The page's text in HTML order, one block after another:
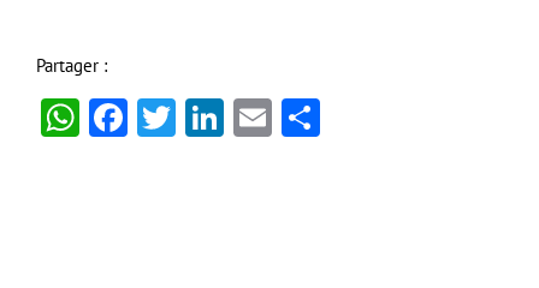
Partager :
WhatsApp
Facebook
Twitter
LinkedIn
Email